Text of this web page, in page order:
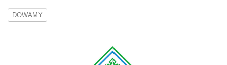
DOWAMY